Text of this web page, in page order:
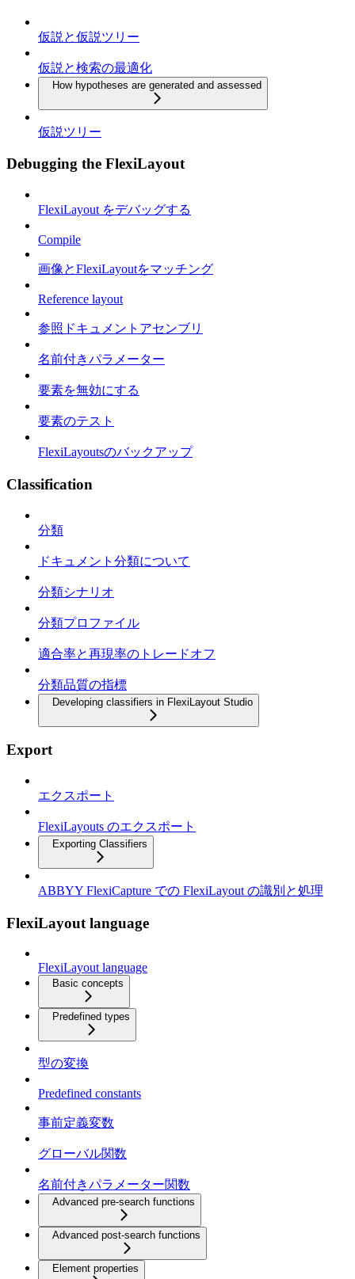
仮説と仮説ツリー
仮説と検索の最適化
How hypotheses are generated and assessed
仮説ツリー
Debugging the FlexiLayout
FlexiLayout をデバッグする
Compile
画像とFlexiLayoutをマッチング
Reference layout
参照ドキュメントアセンブリ
名前付きパラメーター
要素を無効にする
要素のテスト
FlexiLayoutsのバックアップ
Classification
分類
ドキュメント分類について
分類シナリオ
分類プロファイル
適合率と再現率のトレードオフ
分類品質の指標
Developing classifiers in FlexiLayout Studio
Export
エクスポート
FlexiLayouts のエクスポート
Exporting Classifiers
ABBYY FlexiCapture での FlexiLayout の識別と処理
FlexiLayout language
FlexiLayout language
Basic concepts
Predefined types
型の変換
Predefined constants
事前定義変数
グローバル関数
名前付きパラメーター関数
Advanced pre-search functions
Advanced post-search functions
Element properties